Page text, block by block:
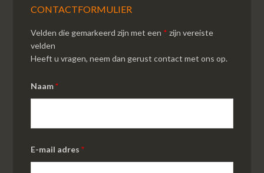
CONTACTFORMULIER
Velden die gemarkeerd zijn met een * zijn vereiste
velden
Heeft u vragen, neem dan gerust contact met ons op.
Naam*
E-mail adres*